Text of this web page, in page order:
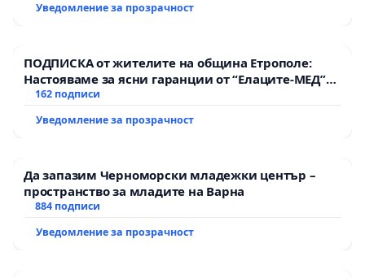
Уведомление за прозрачност
ПОДПИСКА от жителите на община Етрополе:
Настояваме за ясни гаранции от “Елаците-МЕД”
АД и от държавата, че ще се изпълнят всички
162 подписи
Уведомление за прозрачност
Да запазим Черноморски младежки център –
пространство за младите на Варна
884 подписи
Уведомление за прозрачност